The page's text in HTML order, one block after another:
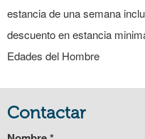
estancia de una semana
descuento en estancia
Edades del Hombre
Contactar